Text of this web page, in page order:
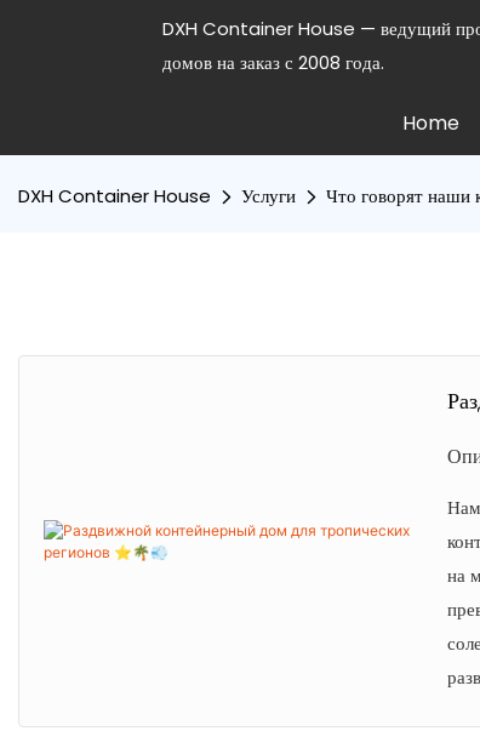
DXH Container House — ведущий
домов на заказ с 2008 года.
Home
DXH Container House Услуги Что говорят наши
Нам
на